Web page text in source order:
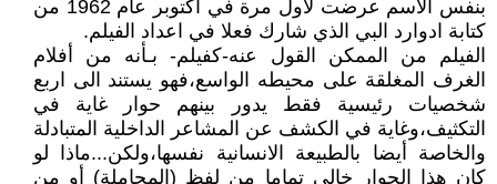
بنفس الاسم عرضت لأول مرة في اكتوبر عام 1962 من
كتابة ادوارد البي الذي شارك فعلا في اعداد الفيلم.
الفيلم من الممكن القول عنه-كفيلم- بـأنه من أفلام
الغرف المغلقة على محيطه الواسع،فهو يستند الى اربع
شخصيات رئيسية فقط يدور بينهم حوار غاية في
التكثيف،وغاية في الكشف عن المشاعر الداخلية المتبادلة
والخاصة أيضا بالطبيعة الانسانية نفسها،ولكن...ماذا لو
كان هذا الحوار خالي تماما من لفظ (المجاملة) أو من